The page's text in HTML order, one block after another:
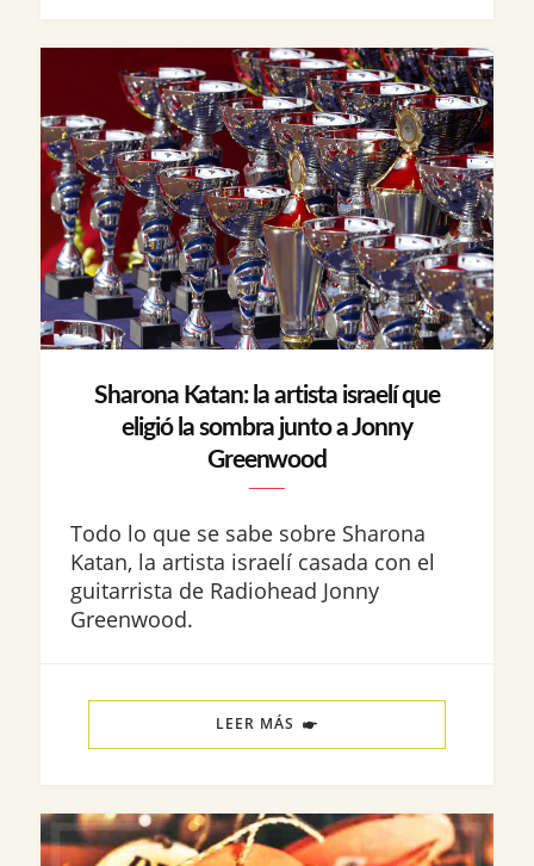
Sharona Katan: la artista israelí que
eligió la sombra junto a Jonny
Greenwood
Todo lo que se sabe sobre Sharona
Katan, la artista israelí casada con el
guitarrista de Radiohead Jonny
Greenwood.
LEER MÁS